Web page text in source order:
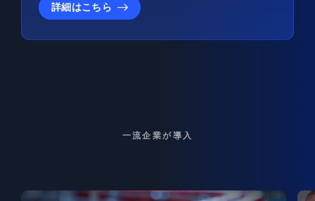
詳細はこちら
一流企業が導入